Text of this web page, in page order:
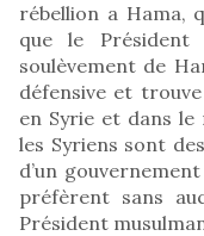
rébellion a Hama,
que le
soulèvement de
défensive et
en Syrie et dans
les Syriens sont
d’un
préfèrent sans
Président